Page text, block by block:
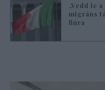
„Vedd le
migráns
fiúra